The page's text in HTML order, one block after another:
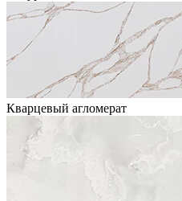
Кварцевый агломерат